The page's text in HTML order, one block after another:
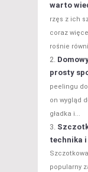
warto
rzęs z ich
coraz
rośnie
prosty
peelingu
on wygląd
gładka i...
technika
popularny